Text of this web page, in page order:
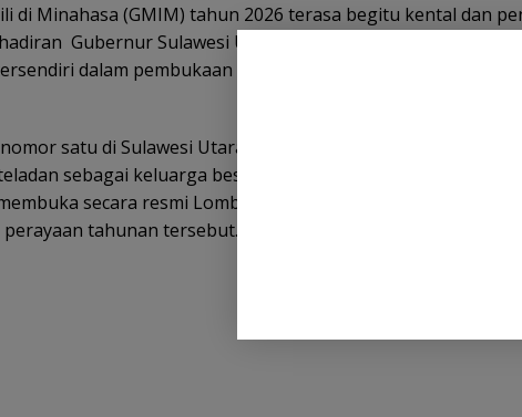
di Minahasa (GMIM) tahun 2026 terasa begitu kental dan
Gubernur Sulawesi Utara Mayjend TNI (Purn) Yulius
dalam pembukaan rangkaian kegiatan yang
satu di Sulawesi Utara dalam agenda tahunan PKB ini
sebagai keluarga besar GMIM. Mengenakan pakaian
secara resmi Lomba Gerak Jalan yang menjadi salah
tahunan tersebut.